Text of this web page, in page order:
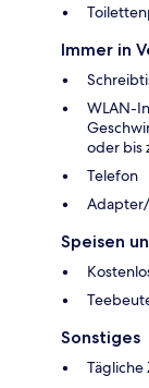
Immer in
WLAN-
oder bis
Telefon
Speisen
Sonstiges